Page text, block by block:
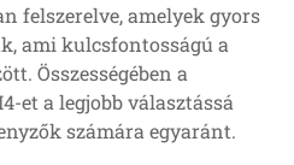
felszerelve, amelyek gyors
ami kulcsfontosságú a
Összességében a
et a legjobb választássá
számára egyaránt.